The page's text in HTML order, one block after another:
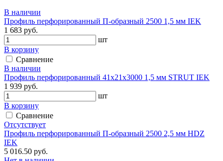
В наличии
Профиль перфорированный П-образный 2500 1,5 мм IEK
1 683 руб.
шт
В корзину
Сравнение
В наличии
Профиль перфорированный 41х21х3000 1,5 мм STRUT IEK
1 939 руб.
шт
В корзину
Сравнение
Отсутствует
Профиль перфорированный П-образный 2500 2,5 мм HDZ
IEK
5 016.50 руб.